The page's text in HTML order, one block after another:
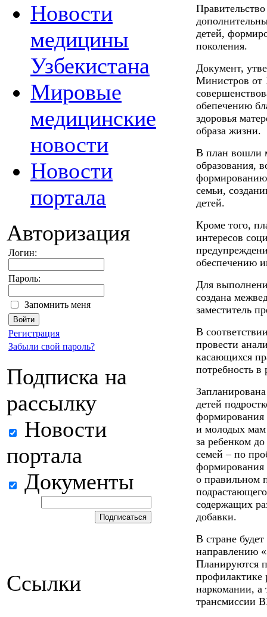
Новости
медицины
Узбекистана
Мировые
медицинские
новости
Новости
портала
Авторизация
Логин:
Пароль:
Запомнить меня
Регистрация
Забыли свой пароль?
Подписка на
рассылку
Новости
портала
Документы
Ссылки
детей,
поколения.
Документ,
Министров от
обепечению
здоровья
образа жизни.
В план вошли
образования,
формированию
семьи,
детей.
Кроме того,
интересов
обеспечению
Для
создана
заместитель
В
провести
касающихся
потребность в
детей
формирования
и молодых мам
за ребенком
семей – по
формирования
о правильном
содержащих
добавки.
В стране
направлению
Планируются
наркомании, а
трансмиссии